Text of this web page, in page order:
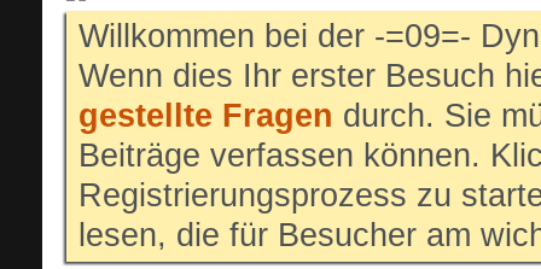
Willkommen bei der -=09=-
Wenn dies Ihr erster Besuch
gestellte Fragen durch. Sie
Beiträge verfassen können.
Registrierungsprozess zu
lesen, die für Besucher am